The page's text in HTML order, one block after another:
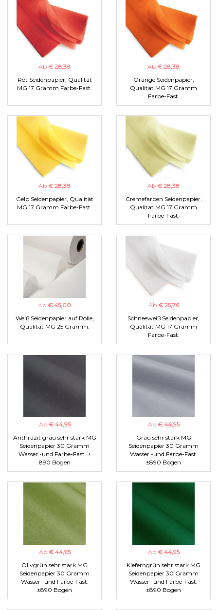
Ab € 28,38
Rot Seidenpapier, Qualität
MG 17 Gramm Farbe-Fast.
Ab € 28,38
Orange Seidenpapier,
Qualität MG 17 Gramm
Farbe-Fast.
Ab € 28,38
Gelb Seidenpapier, Qualität
MG 17 Gramm Farbe-Fast.
Ab € 28,38
Cremefarben Seidenpapier,
Qualität MG 17 Gramm
Farbe-Fast.
Ab € 45,00
Weiß Seidenpapier auf Rolle,
Qualität MG 25 Gramm.
Ab € 25,76
Schneeweiß Seidenpapier,
Qualität MG 17 Gramm
Farbe-Fast.
Ab € 44,95
Anthrazit grau sehr stark MG
Seidenpapier 30 Gramm
Wasser -und Farbe-Fast. ±
890 Bogen
Ab € 44,95
Grau sehr stark MG
Seidenpapier 30 Gramm
Wasser -und Farbe-Fast.
±890 Bogen
Ab € 44,95
Olivgrün sehr stark MG
Seidenpapier 30 Gramm
Wasser -und Farbe-Fast.
±890 Bogen
Ab € 44,95
Kieferngrün sehr stark MG
Seidenpapier 30 Gramm
Wasser -und Farbe-Fast.
±890 Bogen